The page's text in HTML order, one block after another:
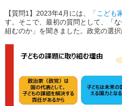
【質問1】2023年4月には、 「こども
す。そこで、最初の質問として、
「
組むのか」 を聞きました。政党の選